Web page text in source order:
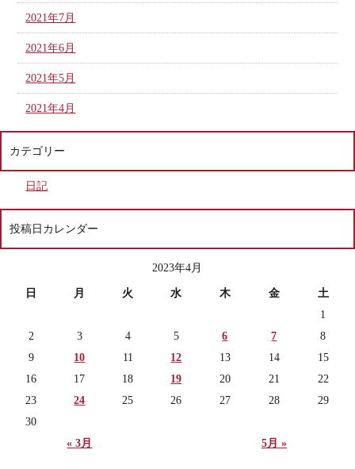
2021年7月
2021年6月
2021年5月
2021年4月
カテゴリー
日記
投稿日カレンダー
2023年4月
日 月 火 水 木 金 土
« 3月 5月 »
1
2
3 4 5 6 7
8
9
10 11 12 13 14
15
16
17 18 19 20 21
22
23
24 25 26 27 28
29
30